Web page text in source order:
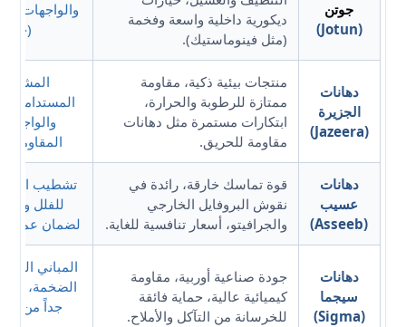
جوتن
(Jotun)
ديكورية داخلية واسعة وفخمة
(مثل فينوماستيك).
والواجهات
دهانات
الجزيرة
(Jazeera)
منتجات بيئية ذكية، مقاومة
ممتازة للرطوبة والحرارة،
ابتكارات مستمرة مثل دهانات
مقاومة للحريق.
المستدامة،
دهانات
عسيب
(Asseeb)
قوة تماسك خارقة، رائدة في
نقوش البروفايل الخارجي
والجرافيتو، أسعار تنافسية للغاية.
تشطيب
للفلل
لضمان عمر
دهانات
سيجما
(Sigma)
جودة صناعية أوربية، مقاومة
كيميائية عالية، حماية فائقة
للخرسانة من التآكل والأملاح.
المباني
الضخمة،
جداً من